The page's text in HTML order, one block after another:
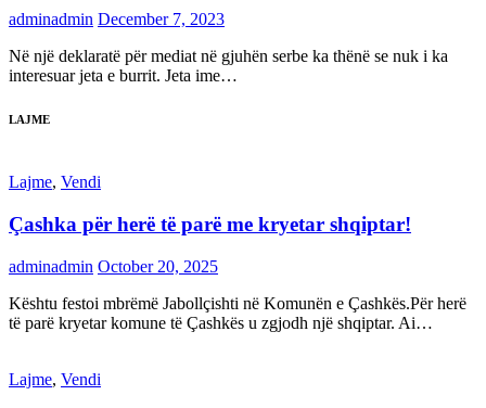
adminadmin December 7, 2023
Në një deklaratë për mediat në gjuhën serbe ka thënë se nuk i ka
interesuar jeta e burrit. Jeta ime…
LAJME
Lajme, Vendi
Çashka për herë të parë me kryetar shqiptar!
adminadmin October 20, 2025
Kështu festoi mbrëmë Jabollçishti në Komunën e Çashkës.Për herë
të parë kryetar komune të Çashkës u zgjodh një shqiptar. Ai…
Lajme, Vendi